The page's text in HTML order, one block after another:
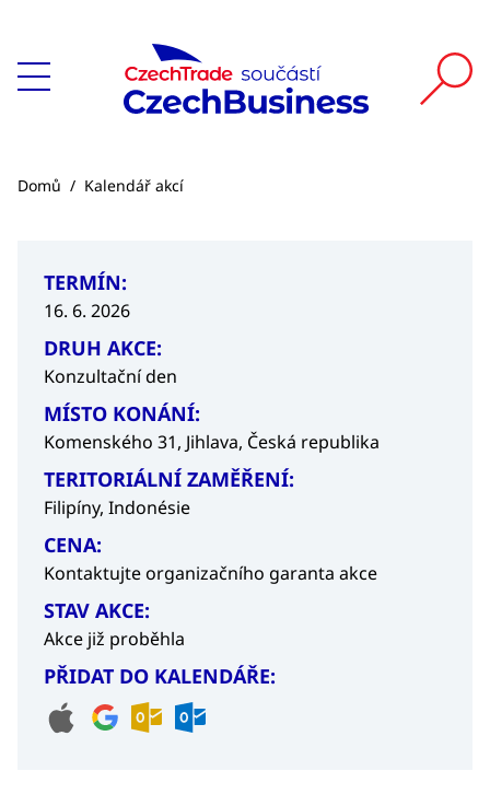
Domů / Kalendář akcí
TERMÍN:
16. 6. 2026
DRUH AKCE:
Konzultační den
MÍSTO KONÁNÍ:
Komenského 31, Jihlava, Česká republika
TERITORIÁLNÍ ZAMĚŘENÍ:
Filipíny, Indonésie
CENA:
Kontaktujte organizačního garanta akce
STAV AKCE:
Akce již proběhla
PŘIDAT DO KALENDÁŘE: